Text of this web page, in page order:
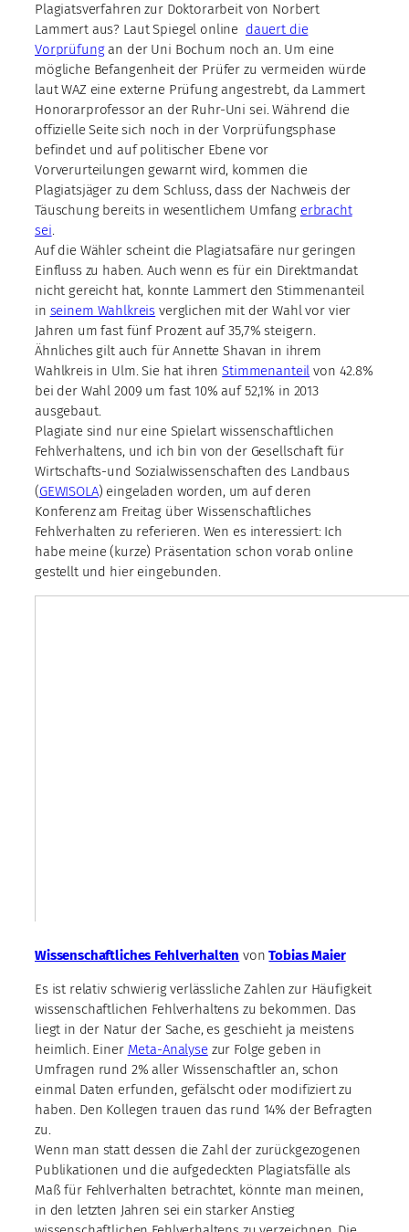
Plagiatsverfahren zur Doktorarbeit von Norbert
Lammert aus? Laut Spiegel online dauert die
Vorprüfungan der Uni Bochum noch an. Um eine
mögliche Befangenheit der Prüfer zu vermeiden würde
laut WAZ eine externe Prüfung angestrebt, da Lammert
Honorarprofessor an der Ruhr-Uni sei. Während die
offizielle Seite sich noch in der Vorprüfungsphase
befindet und auf politischer Ebene vor
Vorverurteilungen gewarnt wird, kommen die
Plagiatsjäger zu dem Schluss, dass der Nachweis der
Täuschung bereits in wesentlichem Umfang erbracht
sei.
Auf die Wähler scheint die Plagiatsafäre nur geringen
Einfluss zu haben. Auch wenn es für ein Direktmandat
nicht gereicht hat, konnte Lammert den Stimmenanteil
in seinem Wahlkreis verglichen mit der Wahl vor vier
Jahren um fast fünf Prozent auf 35,7% steigern.
Ähnliches gilt auch für Annette Shavan in ihrem
Wahlkreis in Ulm. Sie hat ihrenStimmenanteil von 42.8%
bei der Wahl 2009 um fast 10% auf 52,1% in 2013
ausgebaut.
Plagiate sind nur eine Spielart wissenschaftlichen
Fehlverhaltens, und ich bin von der Gesellschaft für
Wirtschafts-und Sozialwissenschaften des Landbaus
(GEWISOLA) eingeladen worden, um auf deren
Konferenz am Freitag über Wissenschaftliches
Fehlverhalten zu referieren. Wen es interessiert: Ich
habe meine (kurze) Präsentation schon vorab online
gestellt und hier eingebunden.
Wissenschaftliches Fehlverhalten vonTobias Maier
Es ist relativ schwierig verlässliche Zahlen zur Häufigkeit
wissenschaftlichen Fehlverhaltens zu bekommen. Das
liegt in der Natur der Sache, es geschieht ja meistens
heimlich. Einer Meta-Analysezur Folge geben in
Umfragen rund 2% aller Wissenschaftler an, schon
einmal Daten erfunden, gefälscht oder modifiziert zu
haben. Den Kollegen trauen das rund 14% der Befragten
zu.
Wenn man statt dessen die Zahl der zurückgezogenen
Publikationen und die aufgedeckten Plagiatsfälle als
Maß für Fehlverhalten betrachtet, könnte man meinen,
in den letzten Jahren sei ein starker Anstieg